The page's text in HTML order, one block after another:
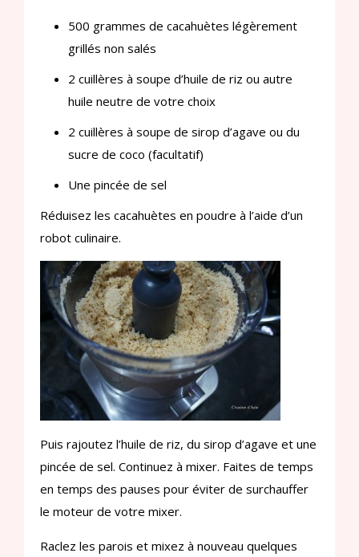
500 grammes de cacahuètes légèrement
grillés non salés
2 cuillères à soupe d’huile de riz ou autre
huile neutre de votre choix
2 cuillères à soupe de sirop d’agave ou du
sucre de coco (facultatif)
Une pincée de sel
Réduisez les cacahuètes en poudre à l’aide d’un
robot culinaire.
Puis rajoutez l’huile de riz, du sirop d’agave et une
pincée de sel. Continuez à mixer. Faites de temps
en temps des pauses pour éviter de surchauffer
le moteur de votre mixer.
Raclez les parois et mixez à nouveau quelques